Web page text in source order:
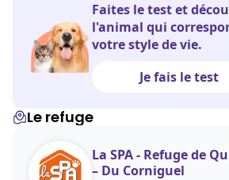
Faites le test et
l'animal qui
votre style de vie.
Je fais le test
Le refuge
La SPA - Refuge de
– Du Corniguel